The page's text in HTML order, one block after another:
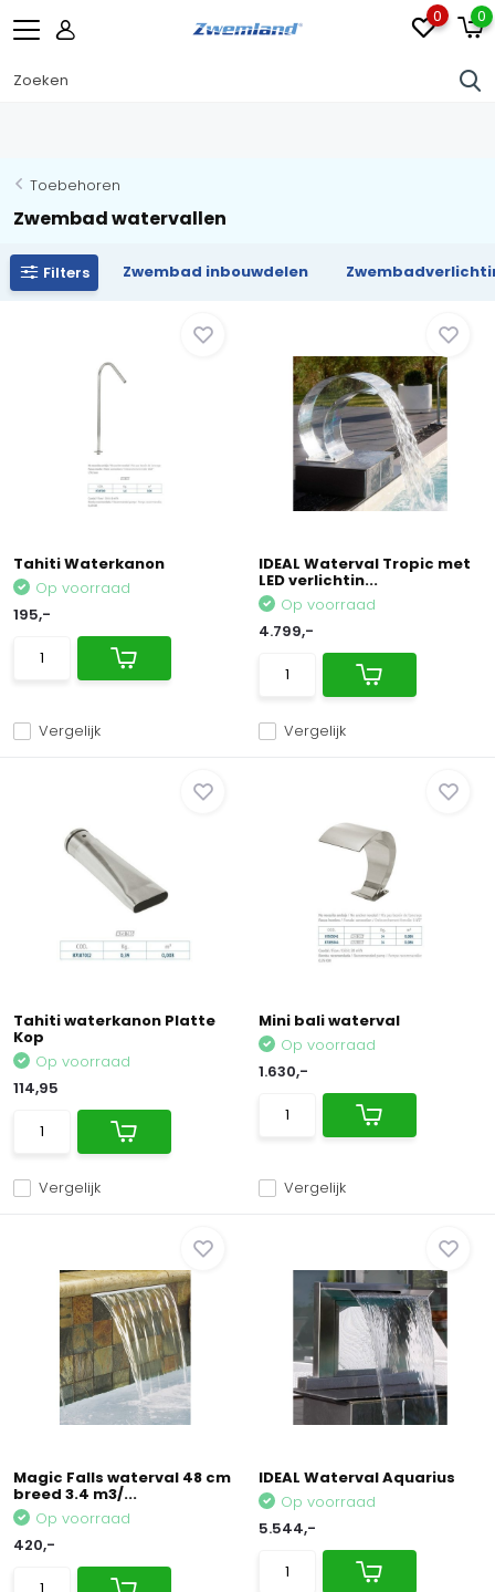
0 0
Toebehoren
Zwembad watervallen
Filters Zwembad inbouwdelen
Tahiti Waterkanon
Vergelijk
Op voorraad
195,-
IDEAL Waterval Tropic met
LED verlichtin...
Vergelijk
Op voorraad
4.799,-
Tahiti waterkanon Platte
Kop
Vergelijk
Op voorraad
114,95
Mini bali waterval
Vergelijk
Op voorraad
1.630,-
Magic Falls waterval 48 cm
breed 3.4 m3/...
Op voorraad
420,-
IDEAL Waterval Aquarius
Op voorraad
5.544,-